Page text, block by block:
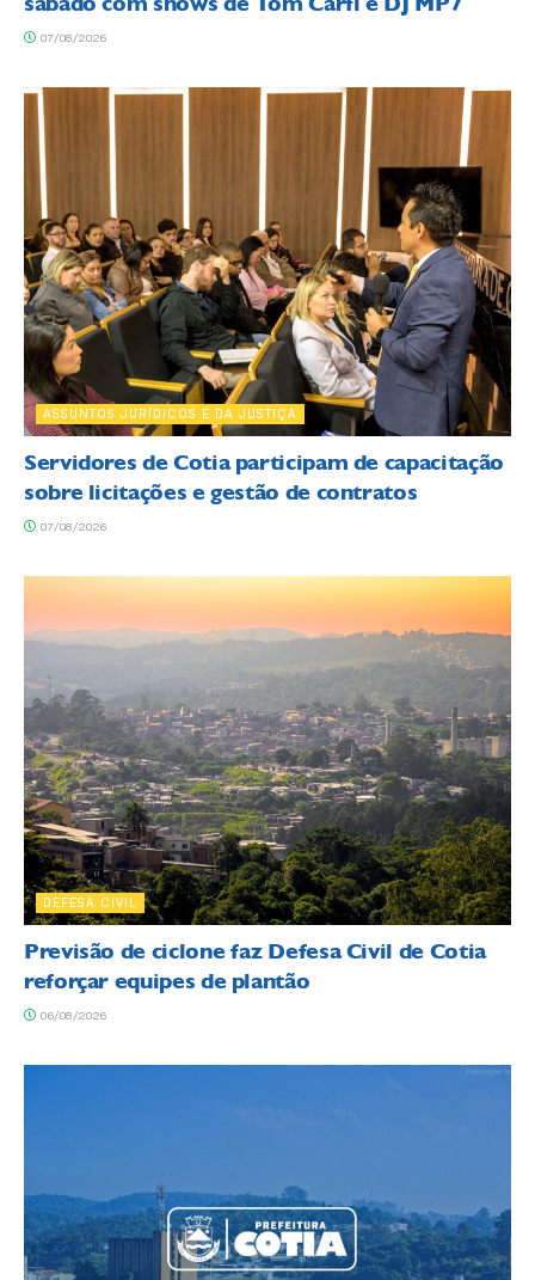
07/08/2026
ASSUNTOS JURÍDICOS E DA JUSTIÇA
Servidores de Cotia participam de capacitação
sobre licitações e gestão de contratos
07/08/2026
DEFESA CIVIL
Previsão de ciclone faz Defesa Civil de Cotia
reforçar equipes de plantão
06/08/2026